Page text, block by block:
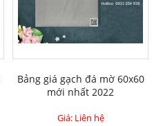
Bảng giá gạch đá mờ 60x60
mới nhất 2022
Giá: Liên hệ